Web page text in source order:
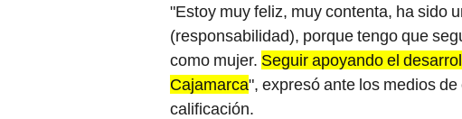
"Estoy muy feliz, muy contenta, ha sido
(responsabilidad), porque tengo que
como mujer. Seguir apoyando el
Cajamarca", expresó ante los medios
calificación.